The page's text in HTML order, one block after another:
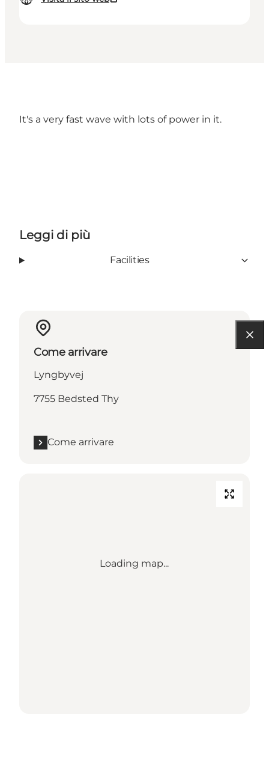
It's a very fast wave with lots of power in it.
Leggi di più
Facilities
Come arrivare
Lyngbyvej
7755 Bedsted Thy
Come arrivare
Loading map...